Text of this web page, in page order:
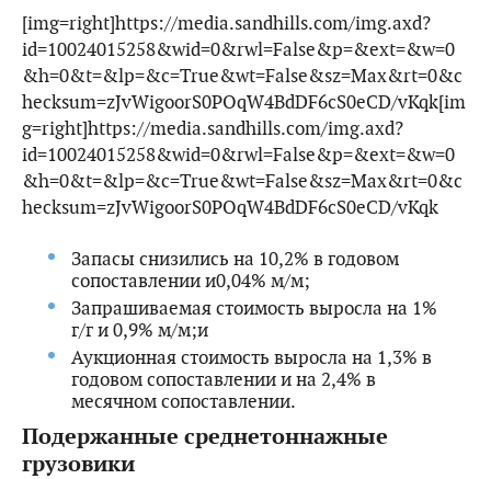
[img=right]https://media.sandhills.com/img.axd?
id=10024015258&wid=0&rwl=False&p=&ext=&w=0
&h=0&t=&lp=&c=True&wt=False&sz=Max&rt=0&c
hecksum=zJvWigoorS0POqW4BdDF6cS0eCD/vKqk[im
g=right]https://media.sandhills.com/img.axd?
id=10024015258&wid=0&rwl=False&p=&ext=&w=0
&h=0&t=&lp=&c=True&wt=False&sz=Max&rt=0&c
hecksum=zJvWigoorS0POqW4BdDF6cS0eCD/vKqk
Запасы снизились на 10,2% в годовом
сопоставлении и0,04% м/м;
Запрашиваемая стоимость выросла на 1%
г/г и 0,9% м/м;и
Аукционная стоимость выросла на 1,3% в
годовом сопоставлении и на 2,4% в
месячном сопоставлении.
Подержанные среднетоннажные
грузовики